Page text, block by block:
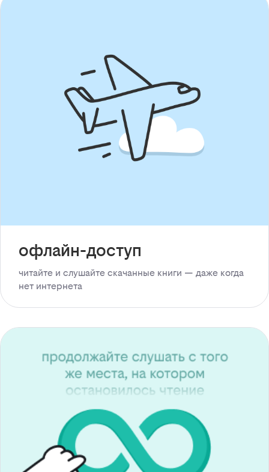
офлайн-доступ
читайте и слушайте скачанные книги — даже когда
нет интернета